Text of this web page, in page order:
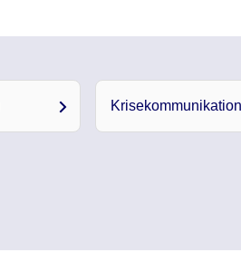
Krisekommunikation